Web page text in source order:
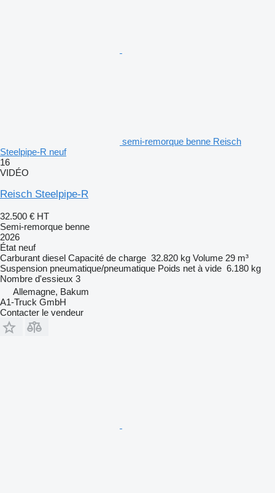
semi-remorque benne Reisch
Steelpipe-R neuf
16
VIDÉO
Reisch Steelpipe-R
32.500 € HT
Semi-remorque benne
2026
État neuf
Carburant diesel Capacité de charge 32.820 kg Volume 29 m³
Suspension pneumatique/pneumatique Poids net à vide 6.180 kg
Nombre d'essieux 3
Allemagne, Bakum
A1-Truck GmbH
Contacter le vendeur